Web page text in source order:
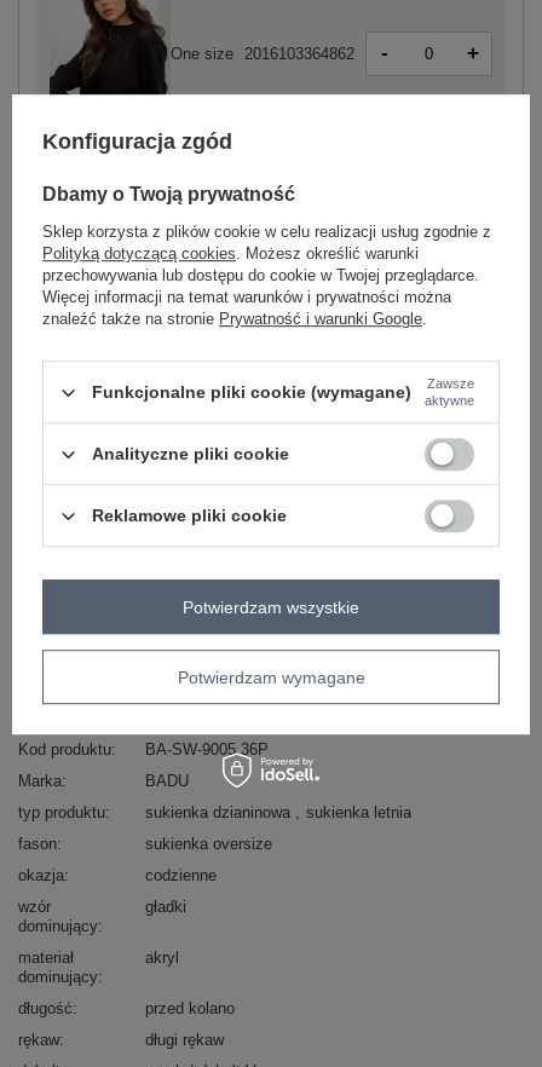
czarny
One size 2016103364862 - +
One size 2016103364879 - +
ZALOGUJ SIĘ I ZOBACZ CENĘ
Masz pytanie? Chętnie pomożemy.
+48 601 547 740 Zadaj pytanie
skład materiału : 70% akryl , 30% wełna
sposób prania : pranie w pralce w 30°C
Kod produktu
BA-SW-9005.36P
Marka
BADU
typ produktu
sukienka dzianinowa
sukienka letnia
fason
sukienka oversize
okazja
codzienne
wzór
dominujący
gładki
materiał
dominujący
akryl
długość
przed kolano
rękaw
długi rękaw
Konfiguracja zgód
Dbamy o Twoją prywatność
Sklep korzysta z plików cookie w celu realizacji usług zgodnie z
Polityką dotyczącą cookies. Możesz określić warunki
przechowywania lub dostępu do cookie w Twojej przeglądarce.
Więcej informacji na temat warunków i prywatności można
znaleźć także na stronie Prywatność i warunki Google.
Funkcjonalne pliki cookie (wymagane)
Zawsze
aktywne
Analityczne pliki cookie
Reklamowe pliki cookie
Potwierdzam wymagane
Potwierdzam wszystkie